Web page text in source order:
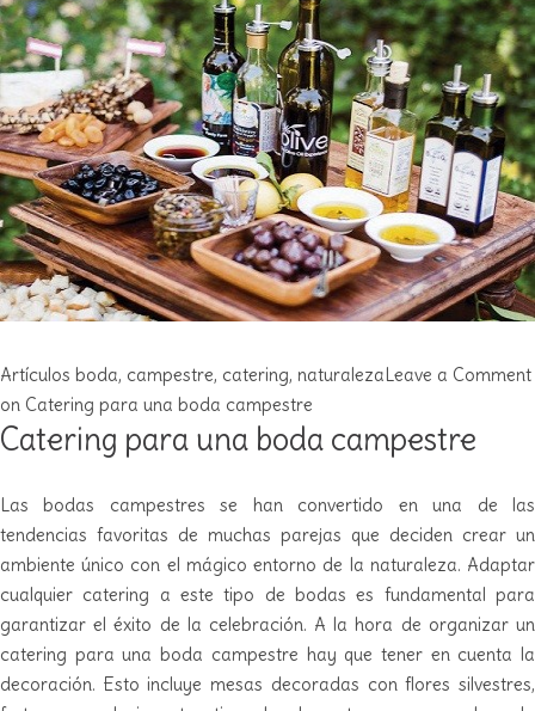
Artículos boda, campestre, catering, naturalezaLeave a Comment
on Catering para una boda campestre
Catering para una boda campestre
Las bodas campestres se han convertido en una de las
tendencias favoritas de muchas parejas que deciden crear un
ambiente único con el mágico entorno de la naturaleza. Adaptar
cualquier catering a este tipo de bodas es fundamental para
garantizar el éxito de la celebración. A la hora de organizar un
catering para una boda campestre hay que tener en cuenta la
decoración. Esto incluye mesas decoradas con flores silvestres,